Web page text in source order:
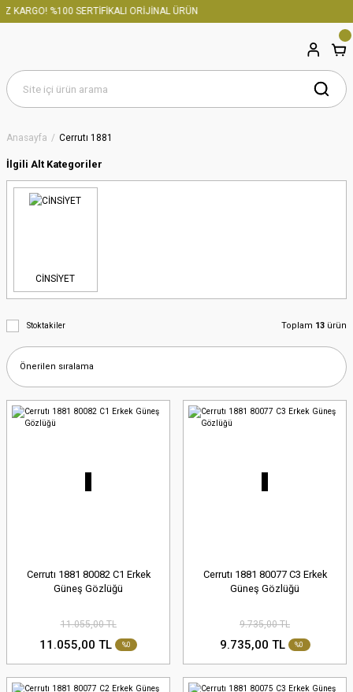
%100 SERTİFİKALI ORİJİNAL ÜRÜN
Anasayfa Cerrutı 1881
İlgili Alt Kategoriler
CİNSİYET
Stoktakiler Toplam 13 ürün
Cerrutı 1881 80082 C1 Erkek
Güneş Gözlüğü
11.055,00 TL
11.055,00 TL %0
Cerrutı 1881 80077 C3 Erkek
Güneş Gözlüğü
9.735,00 TL
9.735,00 TL %0